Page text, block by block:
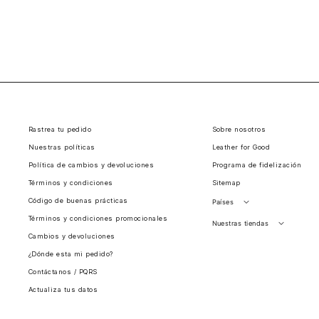
Rastrea tu pedido
Nuestras políticas
Política de cambios y devoluciones
Términos y condiciones
Código de buenas prácticas
Términos y condiciones promocionales
Cambios y devoluciones
¿Dónde esta mi pedido?
Contáctanos / PQRS
Actualiza tus datos
Sobre nosotros
Leather for Good
Programa de fidelización
Sitemap
Países
Perú
Nuestras tiendas